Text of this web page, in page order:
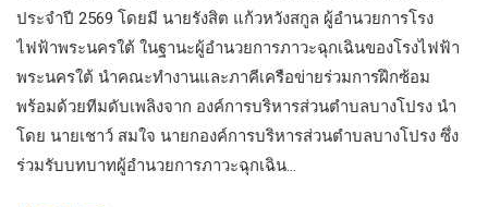
ประจำปี 2569 โดยมี นายรังสิต แก้วหวังสกูล ผู้อำนวยการโรง
ไฟฟ้าพระนครใต้ ในฐานะผู้อำนวยการภาวะฉุกเฉินของโรงไฟฟ้า
พระนครใต้ นำคณะทำงานและภาคีเครือข่ายร่วมการฝึกซ้อม
พร้อมด้วยทีมดับเพลิงจาก องค์การบริหารส่วนตำบลบางโปรง นำ
โดย นายเชาว์ สมใจ นายกองค์การบริหารส่วนตำบลบางโปรง ซึ่ง
ร่วมรับบทบาทผู้อำนวยการภาวะฉุกเฉิน...